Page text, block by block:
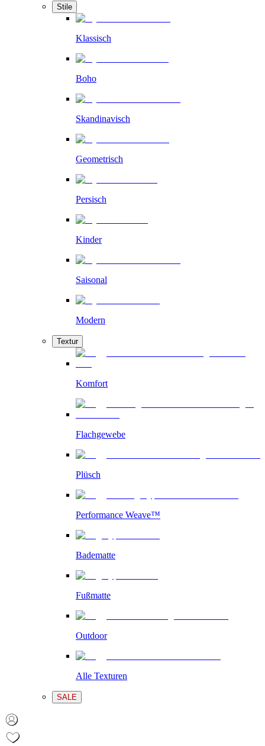
Stile
Klassisch
Boho
Skandinavisch
Geometrisch
Persisch
Kinder
Saisonal
Modern
Textur
Komfort
Flachgewebe
Plüsch
Performance Weave™
Badematte
Fußmatte
Outdoor
Alle Texturen
SALE